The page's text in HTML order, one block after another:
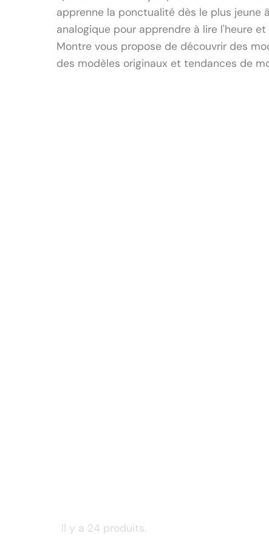
apprenne la ponctualité dès le plus jeune
analogique pour apprendre à lire l'heure
Montre vous propose de découvrir des
des modèles originaux et tendances de
Il y a 24 produits.